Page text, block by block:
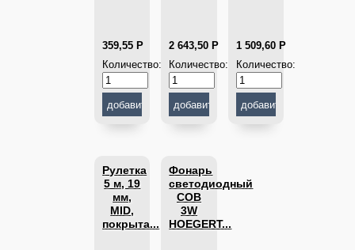
359,55 Р
Количество:
2 643,50 Р
Количество:
1 509,60 Р
Количество:
Рулетка
5 м, 19
мм,
MID,
покрыта...
Фонарь
светодиодный
COB
3W
HOEGERT...